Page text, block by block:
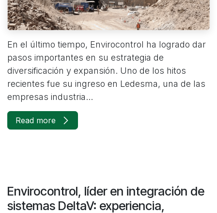
En el último tiempo, Envirocontrol ha logrado dar
pasos importantes en su estrategia de
diversificación y expansión. Uno de los hitos
recientes fue su ingreso en Ledesma, una de las
empresas industria...
Read more
Envirocontrol, líder en integración de
sistemas DeltaV: experiencia,